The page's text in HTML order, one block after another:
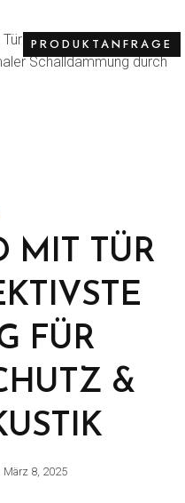
PRODUKTANFRAGE
MIT TÜR
FÜR
&
März 8, 2025